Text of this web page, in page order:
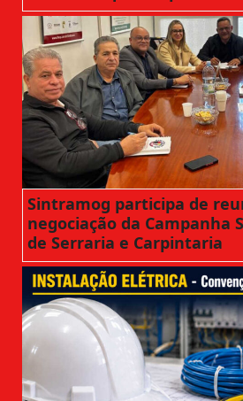
Sintramog participa de
negociação da Campanha
de Serraria e Carpintaria